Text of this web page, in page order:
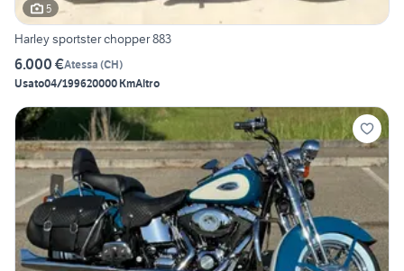
5
Harley sportster chopper 883
6.000 €Atessa (CH)
Usato04/199620000 KmAltro